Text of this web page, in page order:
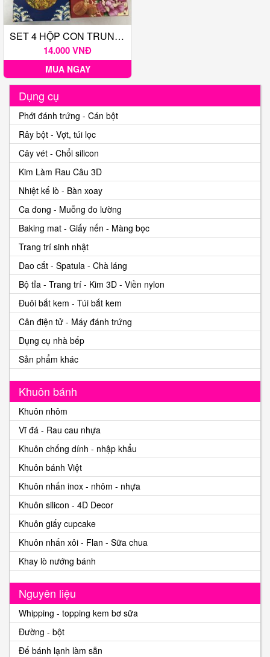
SET 4 HỘP CON TRUNG THU 1 BÁNH <= 250G
14.000 VNĐ
MUA NGAY
Dụng cụ
Phới đánh trứng - Cán bột
Rây bột - Vợt, túi lọc
Cây vét - Chổi silicon
Kim Làm Rau Câu 3D
Nhiệt kế lò - Bàn xoay
Ca đong - Muỗng đo lường
Baking mat - Giấy nến - Màng bọc
Trang trí sinh nhật
Dao cắt - Spatula - Chà láng
Bộ tỉa - Trang trí - Kim 3D - Viền nylon
Đuôi bắt kem - Túi bắt kem
Cân điện tử - Máy đánh trứng
Dụng cụ nhà bếp
Sản phẩm khác
Khuôn bánh
Khuôn nhôm
Vĩ đá - Rau cau nhựa
Khuôn chống dính - nhập khẩu
Khuôn bánh Việt
Khuôn nhấn inox - nhôm - nhựa
Khuôn silicon - 4D Decor
Khuôn giấy cupcake
Khuôn nhấn xôi - Flan - Sữa chua
Khay lò nướng bánh
Nguyên liệu
Whipping - topping kem bơ sữa
Đường - bột
Đế bánh lạnh làm sẵn